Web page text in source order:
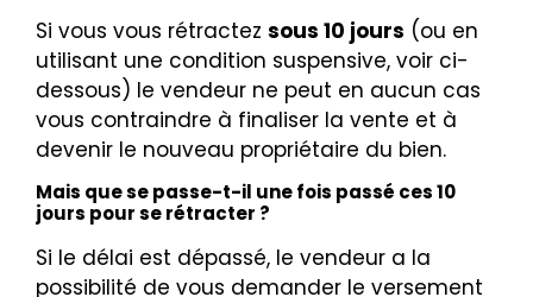
Si vous vous rétractez sous 10 jours (ou en
utilisant une condition suspensive, voir ci-
dessous) le vendeur ne peut en aucun cas
vous contraindre à finaliser la vente et à
devenir le nouveau propriétaire du bien.
Mais que se passe-t-il une fois passé ces 10
jours pour se rétracter ?
Si le délai est dépassé, le vendeur a la
possibilité de vous demander le versement